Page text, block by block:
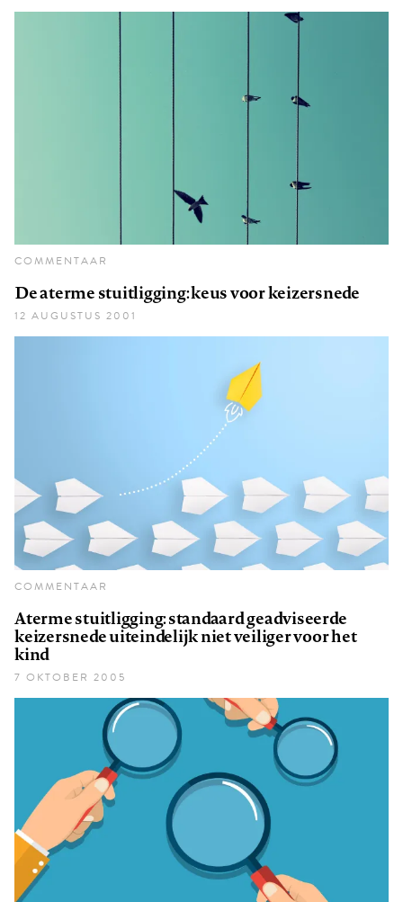
COMMENTAAR
De aterme stuitligging: keus voor keizersnede
12 AUGUSTUS 2001
COMMENTAAR
Aterme stuitligging: standaard geadviseerde
keizersnede uiteindelijk niet veiliger voor het
kind
7 OKTOBER 2005